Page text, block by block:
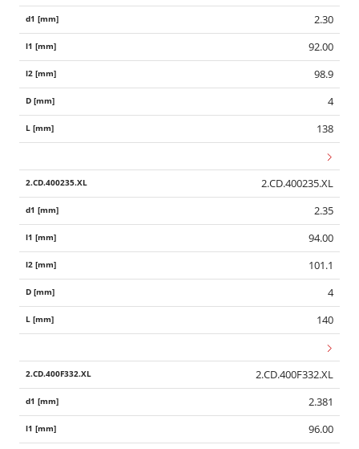
2.30
92.00
98.9
4
138
2.CD.400235.XL
2.35
94.00
101.1
4
140
2.CD.400F332.XL
2.381
96.00